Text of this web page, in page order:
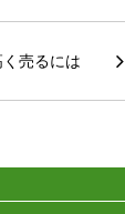
売るには